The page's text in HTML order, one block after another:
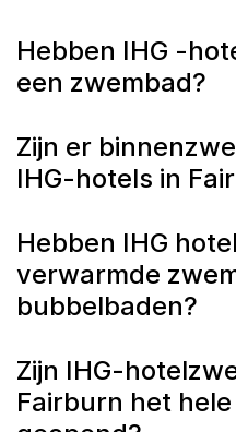
Hebben IHG -
een zwembad?
Zijn er
IHG-hotels in
Hebben IHG
verwarmde
bubbelbaden?
Zijn IHG-
Fairburn het